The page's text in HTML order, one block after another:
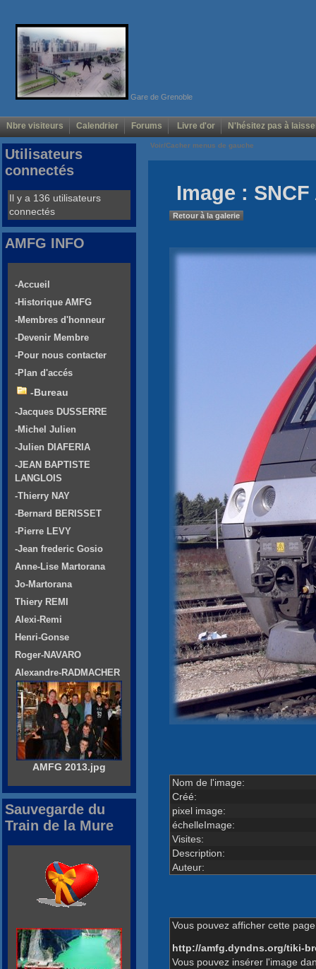
Gare de Grenoble
Nbre visiteurs Calendrier Forums Livre d'or N'hésitez pas à
Voir/Cacher menus de gauche
Image :
Retour à la galerie
Nom de l'image:
Créé:
pixel image:
échelleImage:
Visites:
Description:
Auteur:
Vous pouvez afficher cette
http://amfg.dyndns.org/tiki-
Vous pouvez insérer l'image
Utilisateurs
connectés
Il y a 136 utilisateurs
connectés
AMFG INFO
-Accueil
-Historique AMFG
-Membres d'honneur
-Devenir Membre
-Pour nous contacter
-Plan d'accés
-Bureau
-Jacques DUSSERRE
-Michel Julien
-Julien DIAFERIA
-JEAN BAPTISTE
LANGLOIS
-Thierry NAY
-Bernard BERISSET
-Pierre LEVY
-Jean frederic Gosio
Anne-Lise Martorana
Jo-Martorana
Thiery REMI
Alexi-Remi
Henri-Gonse
Roger-NAVARO
Alexandre-RADMACHER
AMFG 2013.jpg
Sauvegarde du
Train de la Mure